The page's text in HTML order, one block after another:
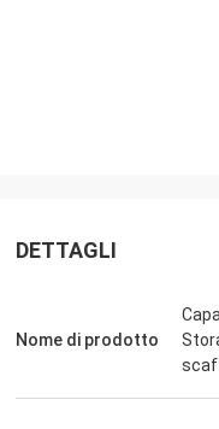
DETTAGLI
Nome di prodotto